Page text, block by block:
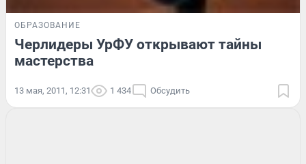
ОБРАЗОВАНИЕ
Черлидеры УрФУ открывают тайны
мастерства
13 мая, 2011, 12:31 1 434 Обсудить